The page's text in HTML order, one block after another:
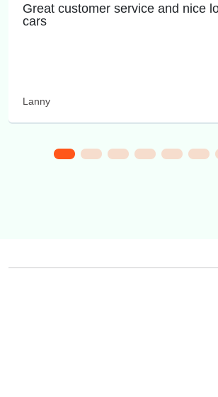
Great customer service and nice
cars
Lanny